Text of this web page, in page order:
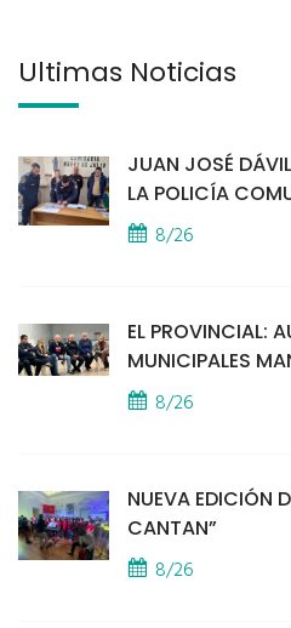
Últimas Noticias
JUAN JOSÉ
LA POLICÍA
8/26
EL PROVINCIAL:
MUNICIPALES
ENCUENTRO
SEGURIDAD
8/26
NUEVA EDICIÓN
CANTAN”
8/26